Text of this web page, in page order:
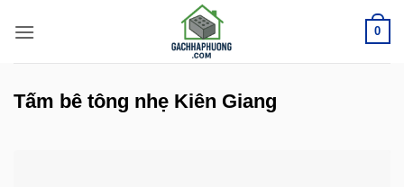
qua
nội
0
Tấm bê tông nhẹ Kiên Giang